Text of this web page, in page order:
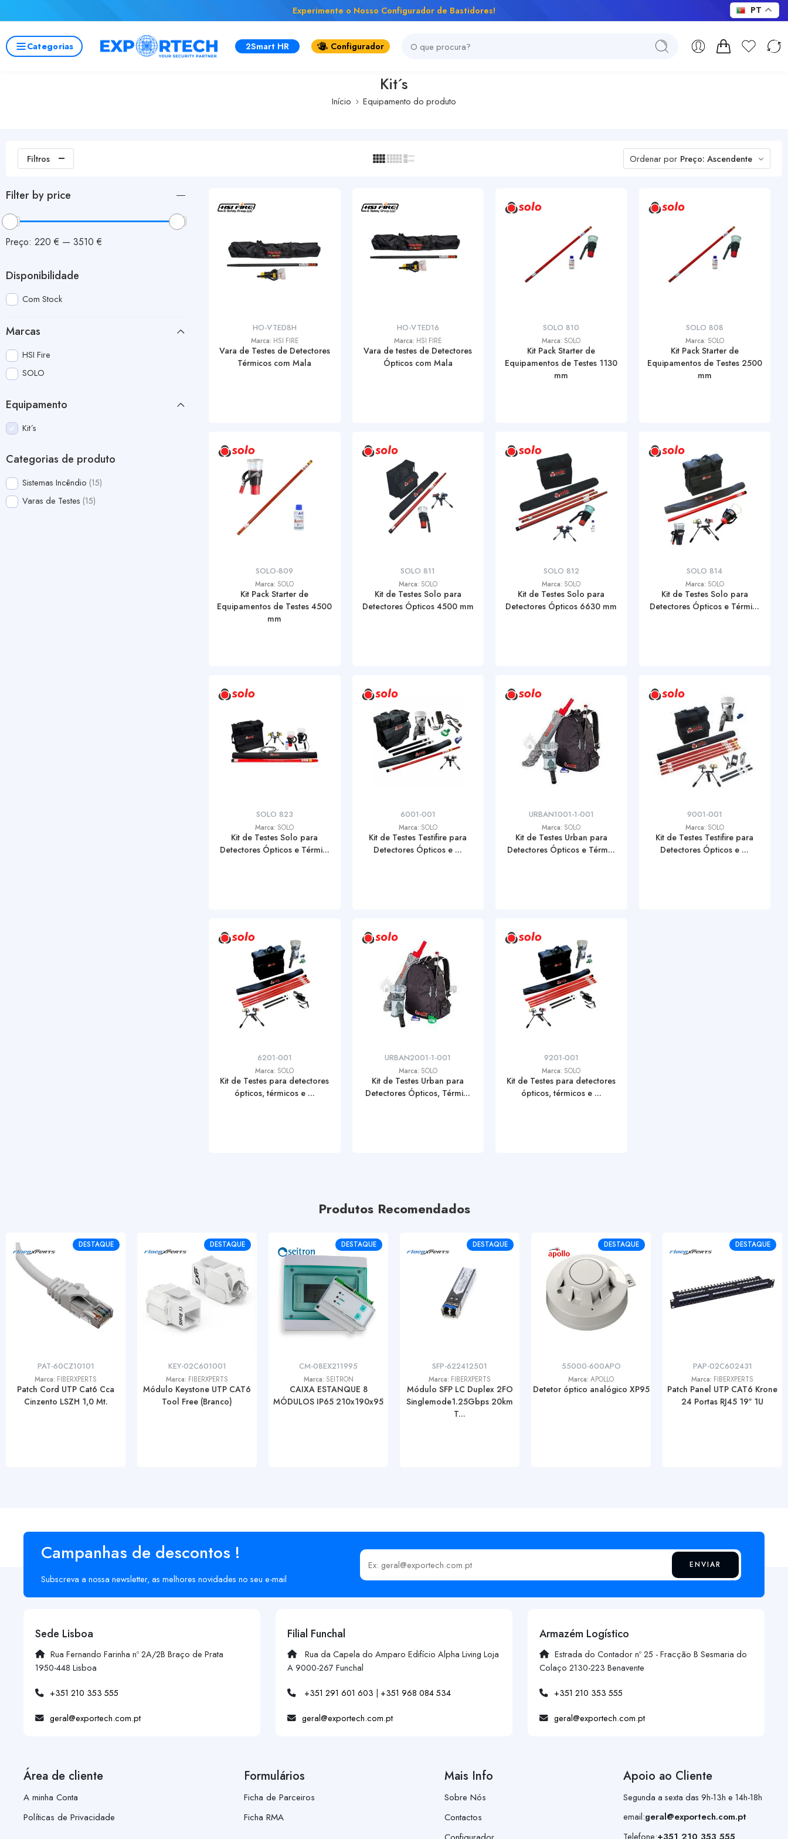
Experimente o Nosso Configurador de Bastidores!
Categorias 2Smart HR Configurador
Kit´s
Início Equipamento do produto
Filtros Ordenar por Preço: Ascendente
HO-VTED8H
Marca: HSI FIRE
Vara de Testes de Detectores
Térmicos com Mala
HO-VTED16
Marca: HSI FIRE
Vara de testes de Detectores
Ópticos com Mala
SOLO 810
Marca: SOLO
Kit Pack Starter de
Equipamentos de Testes 1130
mm
SOLO 808
Marca: SOLO
Kit Pack Starter de
Equipamentos de Testes 2500
mm
SOLO-809
Marca: SOLO
Kit Pack Starter de
Equipamentos de Testes 4500
mm
SOLO 811
Marca: SOLO
Kit de Testes Solo para
Detectores Ópticos 4500 mm
SOLO 812
Marca: SOLO
Kit de Testes Solo para
Detectores Ópticos 6630 mm
SOLO 814
Marca: SOLO
Kit de Testes Solo para
Detectores Ópticos e Térmi...
SOLO 823
Marca: SOLO
Kit de Testes Solo para
Detectores Ópticos e Térmi...
6001-001
Marca: SOLO
Kit de Testes Testifire para
Detectores Ópticos e ...
URBAN1001-1-001
Marca: SOLO
Kit de Testes Urban para
Detectores Ópticos e Térm...
9001-001
Marca: SOLO
Kit de Testes Testifire para
Detectores Ópticos e ...
6201-001
Marca: SOLO
Kit de Testes para detectores
ópticos, térmicos e ...
URBAN2001-1-001
Marca: SOLO
Kit de Testes Urban para
Detectores Ópticos, Térmi...
9201-001
Marca: SOLO
Kit de Testes para detectores
ópticos, térmicos e ...
Filter by price
Preço: 220 € — 3510 €
Disponibilidade
Com Stock
Marcas
HSI Fire
SOLO
Equipamento
Kit´s
Categorias de produto
Sistemas Incêndio 15
Varas de Testes 15
Produtos Recomendados
DESTAQUE
PAT-60CZ10101
Marca: FIBERXPERTS
Patch Cord UTP Cat6 Cca
Cinzento LSZH 1,0 Mt.
DESTAQUE
KEY-02C601001
Marca: FIBERXPERTS
Módulo Keystone UTP CAT6
Tool Free (Branco)
DESTAQUE
CM-08EX211995
Marca: SEITRON
CAIXA ESTANQUE 8
MÓDULOS IP65 210x190x95
DESTAQUE
SFP-622412501
Marca: FIBERXPERTS
Módulo SFP LC Duplex 2FO
Singlemode1.25Gbps 20km
T...
DESTAQUE
55000-600APO
Marca: APOLLO
Detetor óptico analógico XP95
DESTAQUE
PAP-02C602431
Marca: FIBERXPERTS
Patch Panel UTP CAT6 Krone
24 Portas RJ45 19″ 1U
Campanhas de descontos !
Subscreva a nossa newsletter, as melhores novidades no seu e-mail
Insira o seu email ENVIAR
Sede Lisboa
Rua Fernando Farinha nº 2A/2B Braço de Prata
1950-448 Lisboa
+351 210 353 555
geral@exportech.com.pt
Filial Funchal
Rua da Capela do Amparo Edifício Alpha Living Loja
A 9000-267 Funchal
+351 291 601 603 | +351 968 084 534
geral@exportech.com.pt
Armazém Logístico
Estrada do Contador nº 25 - Fracção B Sesmaria do
Colaço 2130-223 Benavente
+351 210 353 555
geral@exportech.com.pt
Área de cliente
A minha Conta
Políticas de Privacidade
Formulários
Ficha de Parceiros
Ficha RMA
Mais Info
Sobre Nós
Contactos
Apoio ao Cliente
Segunda a sexta das 9h-13h e 14h-18h
email:geral@exportech.com.pt
Telefone:
PT